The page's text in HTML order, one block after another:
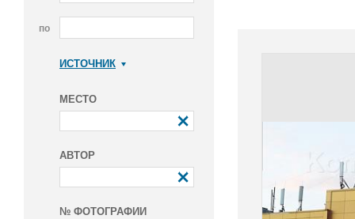
по
ИСТОЧНИК
МЕСТО
АВТОР
№ ФОТОГРАФИИ